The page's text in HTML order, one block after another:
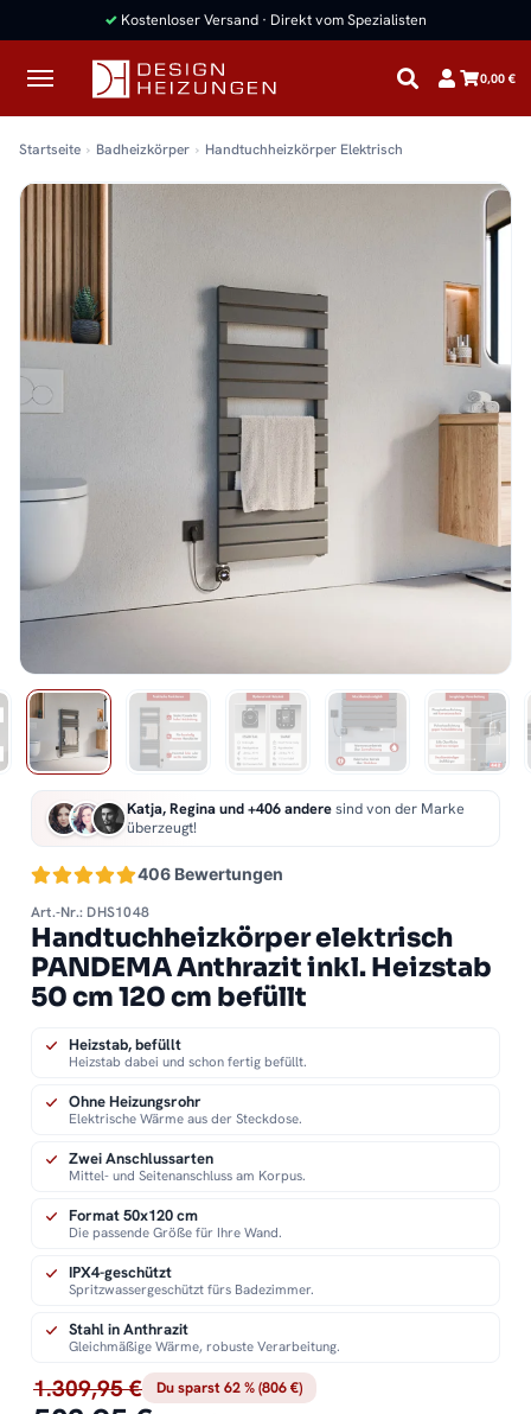
✓ Kostenloser Versand · Direkt vom Spezialisten
0,00 €
Startseite Badheizkörper Handtuchheizkörper Elektrisch
406 Bewertungen
Katja, Regina und +406 anderesind von der Marke
überzeugt!
Art.-Nr.: DHS1048
Handtuchheizkörper elektrisch
PANDEMA Anthrazit inkl. Heizstab
50 cm 120 cm befüllt
1.309,95 € Du sparst 62 % (806 €)
Heizstab, befüllt
Heizstab dabei und schon fertig befüllt.
Ohne Heizungsrohr
Elektrische Wärme aus der Steckdose.
Zwei Anschlussarten
Mittel- und Seitenanschluss am Korpus.
Format 50x120 cm
Die passende Größe für Ihre Wand.
IPX4-geschützt
Spritzwassergeschützt fürs Badezimmer.
Stahl in Anthrazit
Gleichmäßige Wärme, robuste Verarbeitung.